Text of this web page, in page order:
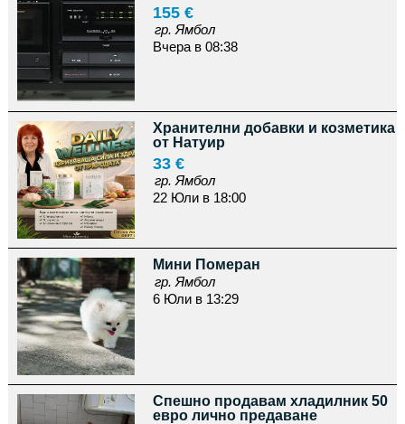
155 €
гр. Ямбол
Вчера в 08:38
Хранителни добавки и козметика
от Натуир
33 €
гр. Ямбол
22 Юли в 18:00
Мини Померан
гр. Ямбол
6 Юли в 13:29
Спешно продавам хладилник 50
евро лично предаване